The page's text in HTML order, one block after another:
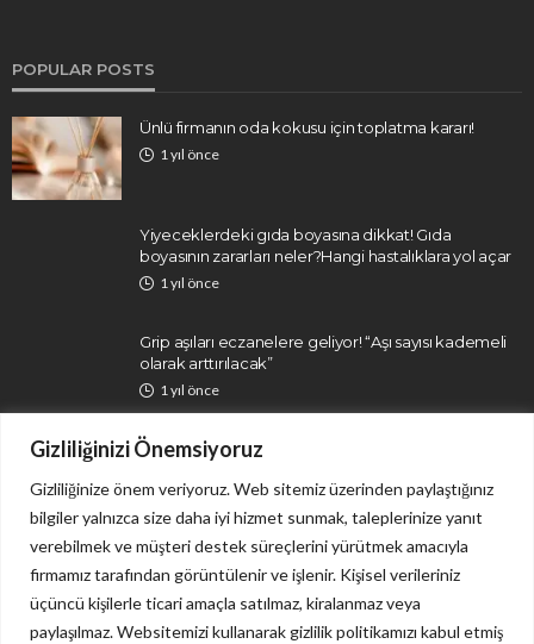
Gizliliğinizi Önemsiyoruz
Gizliliğinize önem veriyoruz. Web sitemiz üzerinden paylaştığınız
bilgiler yalnızca size daha iyi hizmet sunmak, taleplerinize yanıt
verebilmek ve müşteri destek süreçlerini yürütmek amacıyla
firmamız tarafından görüntülenir ve işlenir. Kişisel verileriniz
üçüncü kişilerle ticari amaçla satılmaz, kiralanmaz veya
paylaşılmaz. Websitemizi kullanarak gizlilik politikamızı kabul etmiş
POPULAR POSTS
Ünlü firmanın oda kokusu için toplatma kararı!
1 yıl önce
Yiyeceklerdeki gıda boyasına dikkat! Gıda
boyasının zararları neler?Hangi hastalıklara yol açar
1 yıl önce
Grip aşıları eczanelere geliyor! “Aşı sayısı kademeli
olarak arttırılacak”
1 yıl önce
İletişim Gizlilik Politikası